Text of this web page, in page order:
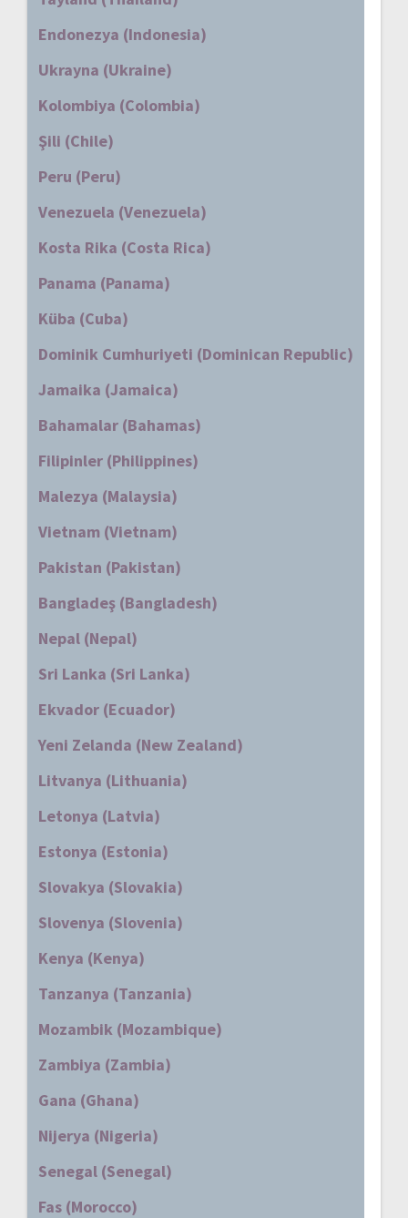
Endonezya (Indonesia)
Ukrayna (Ukraine)
Kolombiya (Colombia)
Şili (Chile)
Peru (Peru)
Venezuela (Venezuela)
Kosta Rika (Costa Rica)
Panama (Panama)
Küba (Cuba)
Dominik Cumhuriyeti (Dominican Republic)
Jamaika (Jamaica)
Bahamalar (Bahamas)
Filipinler (Philippines)
Malezya (Malaysia)
Vietnam (Vietnam)
Pakistan (Pakistan)
Bangladeş (Bangladesh)
Nepal (Nepal)
Sri Lanka (Sri Lanka)
Ekvador (Ecuador)
Yeni Zelanda (New Zealand)
Litvanya (Lithuania)
Letonya (Latvia)
Estonya (Estonia)
Slovakya (Slovakia)
Slovenya (Slovenia)
Kenya (Kenya)
Tanzanya (Tanzania)
Mozambik (Mozambique)
Zambiya (Zambia)
Gana (Ghana)
Nijerya (Nigeria)
Senegal (Senegal)
Fas (Morocco)